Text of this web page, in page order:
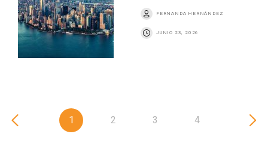
FERNANDA HERNÁNDEZ
JUNIO 23, 2026
1 2 3 4